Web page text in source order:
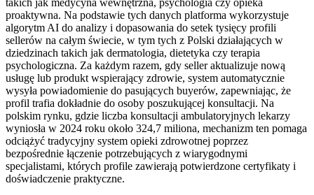
proaktywna. Na podstawie tych danych platforma wykorzystuje
algorytm AI do analizy i dopasowania do setek tysięcy profili
sellerów na całym świecie, w tym tych z Polski działających w
dziedzinach takich jak dermatologia, dietetyka czy terapia
psychologiczna. Za każdym razem, gdy seller aktualizuje nową
usługę lub produkt wspierający zdrowie, system automatycznie
wysyła powiadomienie do pasujących buyerów, zapewniając, że
profil trafia dokładnie do osoby poszukującej konsultacji. Na
polskim rynku, gdzie liczba konsultacji ambulatoryjnych lekarzy
wyniosła w 2024 roku około 324,7 miliona, mechanizm ten pomaga
odciążyć tradycyjny system opieki zdrowotnej poprzez
bezpośrednie łączenie potrzebujących z wiarygodnymi
specjalistami, których profile zawierają potwierdzone certyfikaty i
doświadczenie praktyczne.